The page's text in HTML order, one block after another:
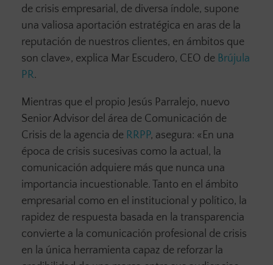
de crisis empresarial, de diversa índole, supone
una valiosa aportación estratégica en aras de la
reputación de nuestros clientes, en ámbitos que
son clave», explica Mar Escudero, CEO de Brújula
PR.
Mientras que el propio Jesús Parralejo, nuevo
Senior Advisor del área de Comunicación de
Crisis de la agencia de RRPP, asegura: «En una
época de crisis sucesivas como la actual, la
comunicación adquiere más que nunca una
importancia incuestionable. Tanto en el ámbito
empresarial como en el institucional y político, la
rapidez de respuesta basada en la transparencia
convierte a la comunicación profesional de crisis
en la única herramienta capaz de reforzar la